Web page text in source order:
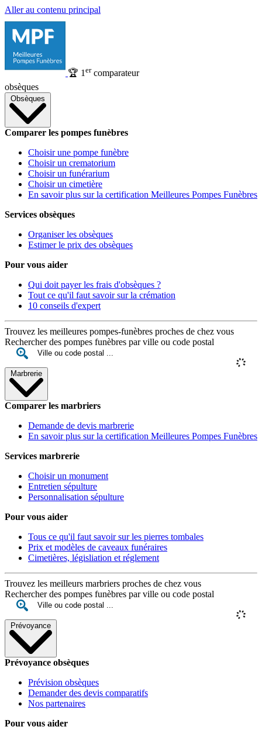
Aller au contenu principal
🏆 1 ercomparateur
obsèques
Obsèques
Comparer les pompes funèbres
Choisir une pompe funèbre
Choisir un crematorium
Choisir un funérarium
Choisir un cimetière
En savoir plus sur la certification Meilleures Pompes Funèbres
Services obsèques
Organiser les obsèques
Estimer le prix des obsèques
Pour vous aider
Qui doit payer les frais d'obsèques ?
Tout ce qu'il faut savoir sur la crémation
10 conseils d'expert
Trouvez les meilleures pompes-funèbres proches de chez vous
Rechercher des pompes funèbres par ville ou code postal
Marbrerie
Comparer les marbriers
Demande de devis marbrerie
En savoir plus sur la certification Meilleures Pompes Funèbres
Services marbrerie
Choisir un monument
Entretien sépulture
Personnalisation sépulture
Pour vous aider
Tous ce qu'il faut savoir sur les pierres tombales
Prix et modèles de caveaux funéraires
Cimetières, législiation et réglement
Trouvez les meilleurs marbriers proches de chez vous
Rechercher des pompes funèbres par ville ou code postal
Prévoyance
Prévoyance obsèques
Prévision obsèques
Demander des devis comparatifs
Nos partenaires
Pour vous aider